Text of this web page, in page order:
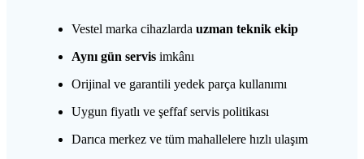
Vestel marka cihazlarda uzman teknik ekip
Aynı gün servis imkânı
Orijinal ve garantili yedek parça kullanımı
Uygun fiyatlı ve şeffaf servis politikası
Darıca merkez ve tüm mahallelere hızlı ulaşım